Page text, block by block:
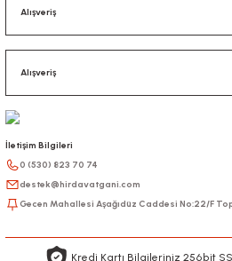
Alışveriş
Alışveriş
İletişim Bilgileri
0 (530) 823 70 74
destek@hirdavatgani.com
Gecen Mahallesi Aşağıdüz Caddesi No:22/F
Kredi Kartı Bilgileriniz 256bit